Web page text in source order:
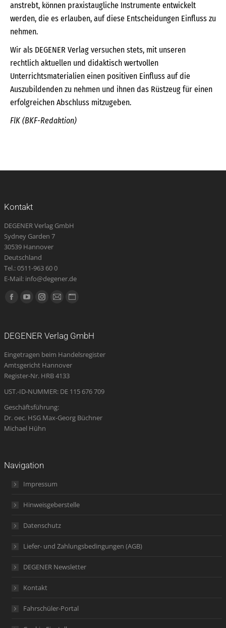
anstrebt, können praxistaugliche Instrumente entwickelt
werden, die es erlauben, auf diese Entscheidungen Einfluss zu
nehmen.
Wir als DEGENER Verlag versuchen stets, mit unseren
rechtlich aktuellen und didaktisch wertvollen
Unterrichtsmaterialien einen positiven Einfluss auf die
Auszubildenden zu nehmen und ihnen das Rüstzeug für einen
erfolgreichen Abschluss mitzugeben.
FlK (BKF-Redaktion)
Kontakt
DEGENER Verlag GmbH
Sydney Garden 7
30539 Hannover
Deutschland
Tel.: 0511-963 60 0
E-Mail: info@degener.de
Finden Sie uns auf:
Facebook
new
window
YouTube
new
window
Instagram
new
window
E-
opens
in
new
Website
new
DEGENER Verlag GmbH
Eingetragen beim Handelsregister
Amtsgericht Hannover
Register-Nr. HRB 4133
UST.-ID-NUMMER: DE 115 676 709
Geschäftsführung:
Dr. oec. HSG Max-Georg Büchner
Michael Hühn
Navigation
Impressum
Hinweisgeberstelle
Datenschutz
Liefer- und Zahlungsbedingungen (AGB)
DEGENER Newsletter
Kontakt
Fahrschüler-Portal